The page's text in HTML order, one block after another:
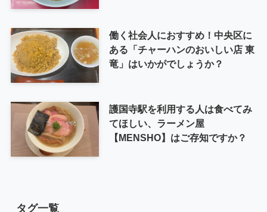
働く社会人におすすめ！中央区に
ある「チャーハンのおいしい店 東
竜」はいかがでしょうか？
護国寺駅を利用する人は食べてみ
てほしい、ラーメン屋
【MENSHO】はご存知ですか？
タグ一覧